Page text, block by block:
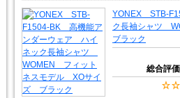
YONEX STB-
ク長袖シャツ
ブラック
総合評価